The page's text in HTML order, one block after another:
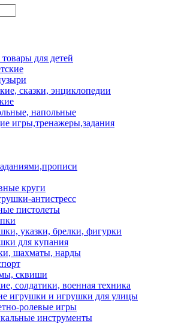
для детей
сказки, энциклопедии
напольные
игры,тренажеры,задания
круги
антистресс
пистолеты
указки, брелки, фигурки
для купания
шахматы, нарды
сквиши
солдатики, военная техника
игрушки и игрушки для улицы
ролевые игры
инструменты